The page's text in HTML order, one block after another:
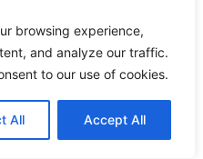
browsing experience,
and analyze our traffic.
to our use of cookies.
All Accept All